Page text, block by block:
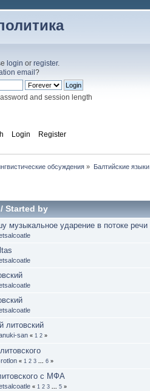
login or register.
email ?
and session length
Login Register
обсуждения » Балтийские языки
Started by
музыкальное ударение в потоке речи
литовский
san « 1 2 »
« 1 2 3 ... 6 »
с МФА
« 1 2 3 ... 5 »